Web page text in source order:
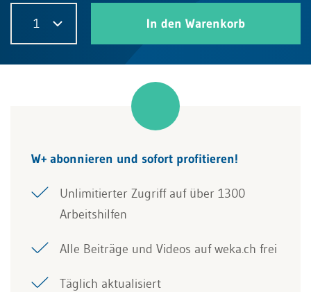
1 In den Warenkorb
W+ abonnieren und sofort profitieren!
Unlimitierter Zugriff auf über 1300
Arbeitshilfen
Alle Beiträge und Videos auf weka.ch frei
Täglich aktualisiert